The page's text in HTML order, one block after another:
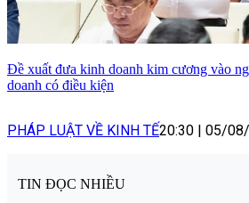
Đề xuất đưa kinh doanh kim cương vào
doanh có điều kiện
PHÁP LUẬT VỀ KINH TẾ20:30 | 05/
TIN ĐỌC NHIỀU